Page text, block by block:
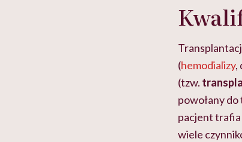
(hemodializy,
(tzw.
powołany
pacjent trafia
wiele